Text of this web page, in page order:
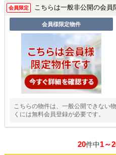
会員限定 こちらは一般非公開の会員
会員様限定物件
こちらの物件は、一般公開できない
くには無料会員登録が必要です。
20件中1～